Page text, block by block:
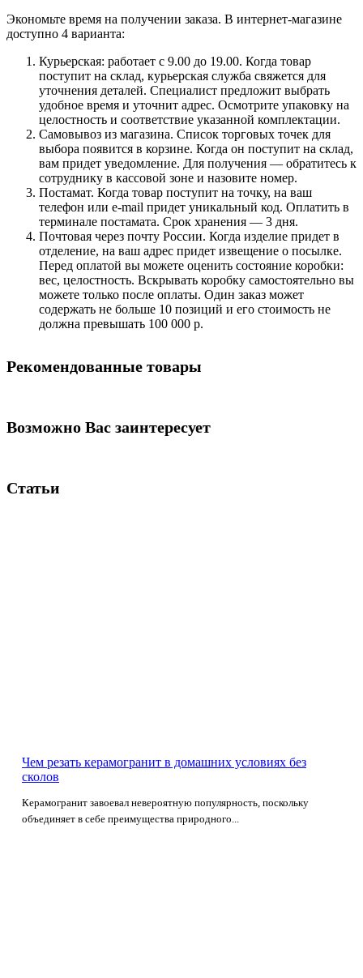
Экономьте время на получении заказа. В интернет-магазине
доступно 4 варианта:
Курьерская: работает с 9.00 до 19.00. Когда товар
поступит на склад, курьерская служба свяжется для
уточнения деталей. Специалист предложит выбрать
удобное время и уточнит адрес. Осмотрите упаковку на
целостность и соответствие указанной комплектации.
Самовывоз из магазина. Список торговых точек для
выбора появится в корзине. Когда он поступит на склад,
вам придет уведомление. Для получения — обратитесь к
сотруднику в кассовой зоне и назовите номер.
Постамат. Когда товар поступит на точку, на ваш
телефон или e-mail придет уникальный код. Оплатить в
терминале постамата. Срок хранения — 3 дня.
Почтовая через почту России. Когда изделие придет в
отделение, на ваш адрес придет извещение о посылке.
Перед оплатой вы можете оценить состояние коробки:
вес, целостность. Вскрывать коробку самостоятельно вы
можете только после оплаты. Один заказ может
содержать не больше 10 позиций и его стоимость не
должна превышать 100 000 р.
Рекомендованные товары
Возможно Вас заинтересует
Статьи
Чем резать керамогранит в домашних условиях без
сколов
Керамогранит завоевал невероятную популярность, поскольку
объединяет в себе преимущества природного...